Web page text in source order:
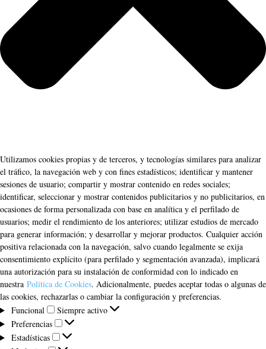
Utilizamos cookies propias y de terceros, y tecnologías similares para analizar
el tráfico, la navegación web y con fines estadísticos; identificar y mantener
sesiones de usuario; compartir y mostrar contenido en redes sociales;
identificar, seleccionar y mostrar contenidos publicitarios y no publicitarios, en
ocasiones de forma personalizada con base en analítica y el perfilado de
usuarios; medir el rendimiento de los anteriores; utilizar estudios de mercado
para generar información; y desarrollar y mejorar productos. Cualquier acción
positiva relacionada con la navegación, salvo cuando legalmente se exija
consentimiento explícito (para perfilado y segmentación avanzada), implicará
una autorización para su instalación de conformidad con lo indicado en
nuestra Política de Cookies. Adicionalmente, puedes aceptar todas o algunas de
las cookies, rechazarlas o cambiar la configuración y preferencias.
Funcional
Funcional
Siempre activo
Preferencias
Preferencias
Estadísticas
Estadísticas